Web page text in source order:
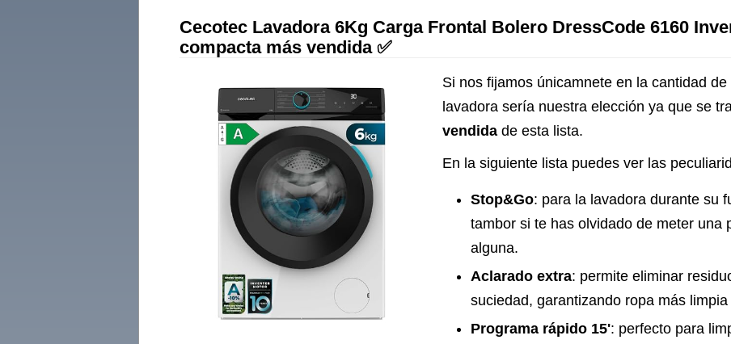
Cecotec Lavadora 6Kg Carga Frontal Bolero DressCode 6160
compacta más vendida ✅
Si nos fijamos únicamnete en la cantidad
lavadora sería nuestra elección ya que se
vendida de esta lista.
En la siguiente lista puedes ver las
Stop&Go: para la lavadora durante su
tambor si te has olvidado de meter una
alguna.
Aclarado extra: permite eliminar
suciedad, garantizando ropa más
Programa rápido 15': perfecto para